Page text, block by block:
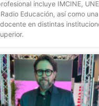
incluye IMCINE,
Educación, así como una
en distintas